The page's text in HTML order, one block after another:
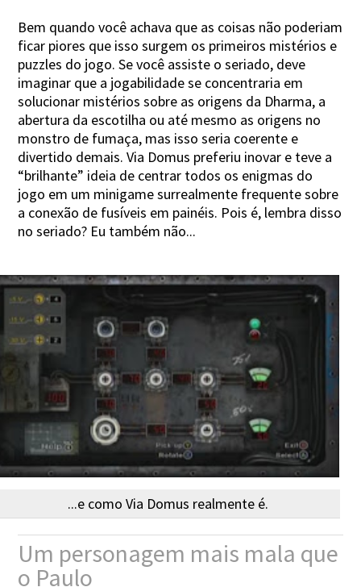
Bem quando você achava que as coisas não poderiam
ficar piores que isso surgem os primeiros mistérios e
puzzles do jogo. Se você assiste o seriado, deve
imaginar que a jogabilidade se concentraria em
solucionar mistérios sobre as origens da Dharma, a
abertura da escotilha ou até mesmo as origens no
monstro de fumaça, mas isso seria coerente e
divertido demais. Via Domus preferiu inovar e teve a
“brilhante” ideia de centrar todos os enigmas do
jogo em um minigame surrealmente frequente sobre
a conexão de fusíveis em painéis. Pois é, lembra disso
no seriado? Eu também não...
...e como Via Domus realmente é.
Um personagem mais mala que
o Paulo